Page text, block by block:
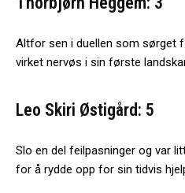
Altfor sen i duellen som sørget
virket nervøs i sin første
Leo Skiri Østigård: 5
Slo en del feilpasninger og var
for å rydde opp for sin tidvis